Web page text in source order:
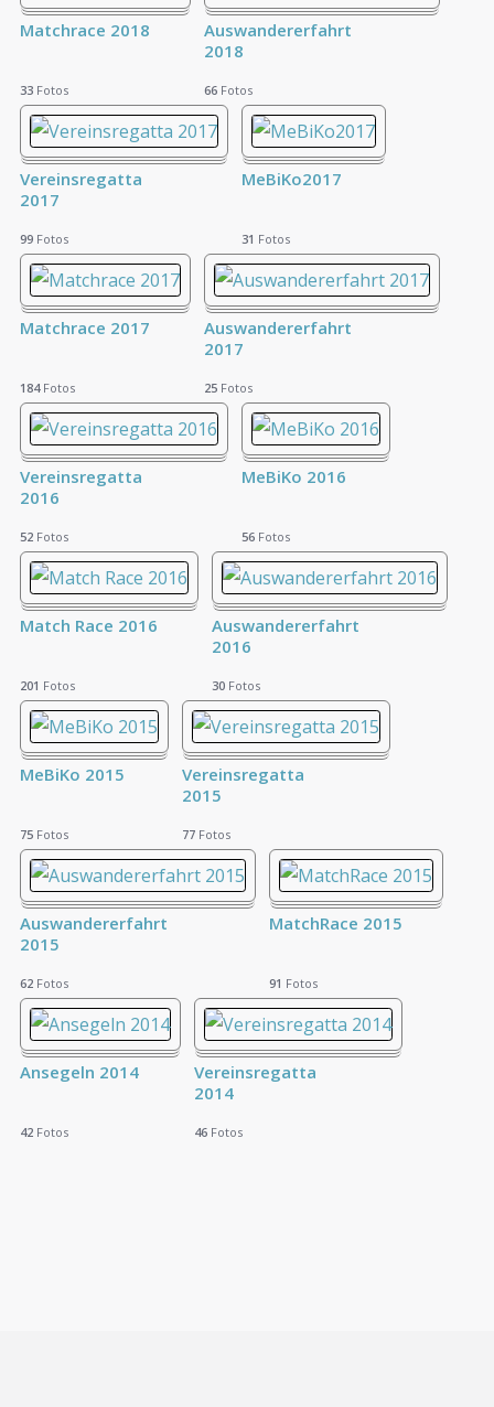
Matchrace 2018
33 Fotos
Auswandererfahrt
2018
66 Fotos
Vereinsregatta
2017
99 Fotos
MeBiKo2017
31 Fotos
Matchrace 2017
184Fotos
Auswandererfahrt
2017
25 Fotos
Vereinsregatta
2016
52 Fotos
MeBiKo 2016
56 Fotos
Match Race 2016
201 Fotos
Auswandererfahrt
2016
30 Fotos
MeBiKo 2015
75 Fotos
Vereinsregatta
2015
77 Fotos
Auswandererfahrt
2015
62 Fotos
MatchRace 2015
91 Fotos
Ansegeln 2014
42 Fotos
Vereinsregatta
2014
46 Fotos